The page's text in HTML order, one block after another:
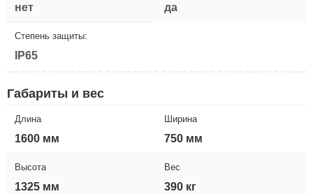
нет да
Степень защиты:
IP65
Габариты и вес
Длина
1600 мм
Ширина
750 мм
Высота
1325 мм
Вес
390 кг